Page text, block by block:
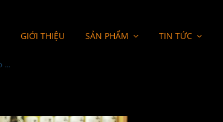
GIỚI THIỆU SẢN PHẨM TIN TỨC
Rượu Scallywag 10YO Hộp Quà